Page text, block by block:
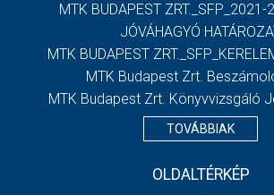
MTK BUDAPEST
JÓVÁHAGYÓ
MTK BUDAPEST
MTK Budapest Zrt.
MTK Budapest Zrt. Könyvvizsgáló
TOVÁBBIAK
OLDALTÉRKÉP